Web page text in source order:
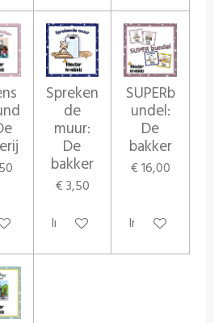
Spreken
de
muur:
De
bakker
€ 3,50
In winkelwagen
SUPERb
undel:
De
bakker
€ 16,00
In winkelwagen